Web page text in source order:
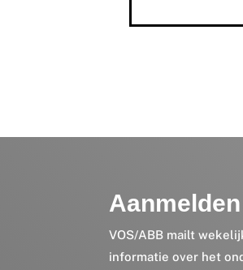
VOS/ABB mailt
informatie over het